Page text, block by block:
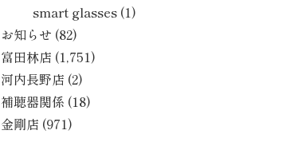
smart glasses (1)
お知らせ (82)
富田林店 (1,751)
河内長野店 (2)
補聴器関係 (18)
金剛店 (971)